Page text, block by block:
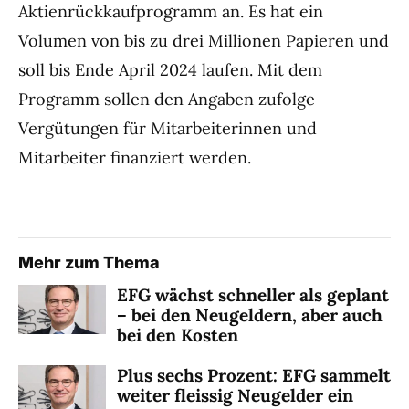
Aktienrückkaufprogramm an. Es hat ein
Volumen von bis zu drei Millionen Papieren und
soll bis Ende April 2024 laufen. Mit dem
Programm sollen den Angaben zufolge
Vergütungen für Mitarbeiterinnen und
Mitarbeiter finanziert werden.
Mehr zum Thema
EFG wächst schneller als geplant
– bei den Neugeldern, aber auch
bei den Kosten
Plus sechs Prozent: EFG sammelt
weiter fleissig Neugelder ein